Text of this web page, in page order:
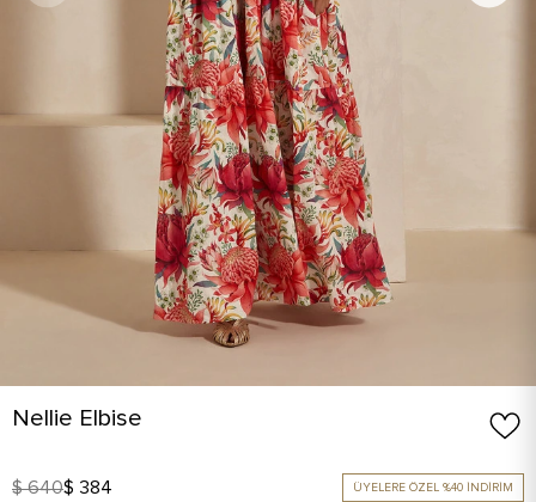
Nellie Elbise
$ 640$ 384 ÜYELERE ÖZEL %40 İNDİRİM